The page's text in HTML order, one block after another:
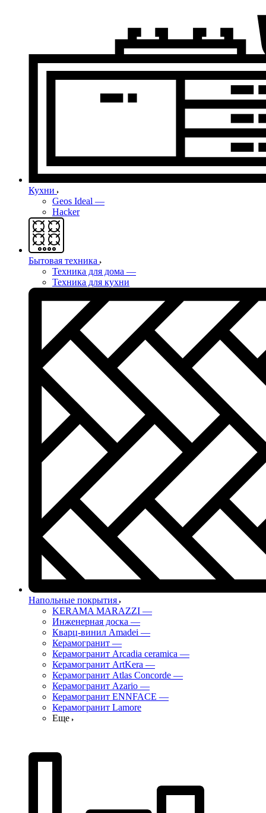
Кухни
Geos Ideal —
Hacker
Бытовая техника
Техника для дома —
Техника для кухни
Напольные покрытия
KERAMA MARAZZI —
Инженерная доска —
Кварц-винил Amadei —
Керамогранит —
Керамогранит Arcadia ceramica —
Керамогранит ArtKera —
Керамогранит Atlas Concorde —
Керамогранит Azario —
Керамогранит ENNFACE —
Керамогранит Lamore
Еще